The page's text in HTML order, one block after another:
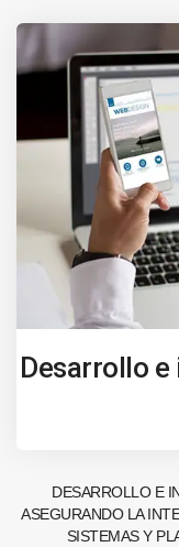
Desarrollo
DESARROLLO E
ASEGURANDO LA
SISTEMAS Y